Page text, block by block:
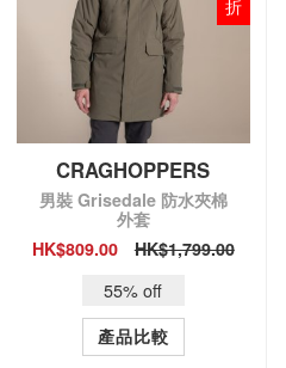
QUICK VIEW
CRAGHOPPERS
男裝 Grisedale 防水夾棉
外套
HK$809.00
HK$1,799.00
55% off
產品比較
折